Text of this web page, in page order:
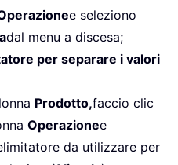
e seleziono
dal menu a discesa;
per separare i valori
Prodotto,faccio clic
Operazionee
da utilizzare per